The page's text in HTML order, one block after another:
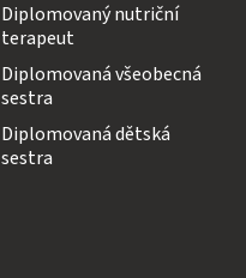
Diplomovaný nutriční
terapeut
Diplomovaná všeobecná
sestra
Diplomovaná dětská
sestra